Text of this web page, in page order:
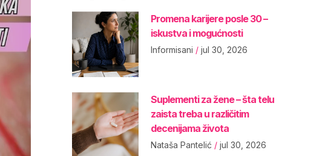
Promena karijere posle 30 –
iskustva i mogućnosti
Informisani jul 30, 2026
Suplementi za žene – šta telu
zaista treba u različitim
decenijama života
Nataša Pantelić jul 30, 2026